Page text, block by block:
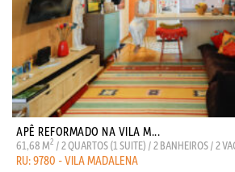
APÊ REFORMADO NA VILA M...
61,68 M2 / 2 QUARTOS (1 SUITE) / 2 BANHEIROS / 2
RU: 9780 - VILA MADALENA